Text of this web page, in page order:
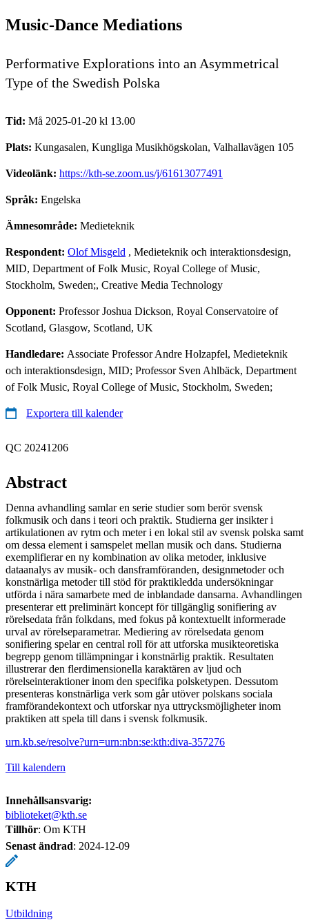
Music-Dance Mediations
Performative Explorations into an Asymmetrical
Type of the Swedish Polska
Tid: Må 2025-01-20 kl 13.00
Plats: Kungasalen, Kungliga Musikhögskolan, Valhallavägen 105
Videolänk: https://kth-se.zoom.us/j/61613077491
Språk: Engelska
Ämnesområde: Medieteknik
Respondent: Olof Misgeld , Medieteknik och interaktionsdesign,
MID, Department of Folk Music, Royal College of Music,
Stockholm, Sweden;, Creative Media Technology
Opponent: Professor Joshua Dickson, Royal Conservatoire of
Scotland, Glasgow, Scotland, UK
Handledare: Associate Professor Andre Holzapfel, Medieteknik
och interaktionsdesign, MID; Professor Sven Ahlbäck, Department
of Folk Music, Royal College of Music, Stockholm, Sweden;
Exportera till kalender
QC 20241206
Abstract
Denna avhandling samlar en serie studier som berör svensk
folkmusik och dans i teori och praktik. Studierna ger insikter i
artikulationen av rytm och meter i en lokal stil av svensk polska samt
om dessa element i samspelet mellan musik och dans. Studierna
exemplifierar en ny kombination av olika metoder, inklusive
dataanalys av musik- och dansframföranden, designmetoder och
konstnärliga metoder till stöd för praktikledda undersökningar
utförda i nära samarbete med de inblandade dansarna. Avhandlingen
presenterar ett preliminärt koncept för tillgänglig sonifiering av
rörelsedata från folkdans, med fokus på kontextuellt informerade
urval av rörelseparametrar. Mediering av rörelsedata genom
sonifiering spelar en central roll för att utforska musikteoretiska
begrepp genom tillämpningar i konstnärlig praktik. Resultaten
illustrerar den flerdimensionella karaktären av ljud och
rörelseinteraktioner inom den specifika polsketypen. Dessutom
presenteras konstnärliga verk som går utöver polskans sociala
framförandekontext och utforskar nya uttrycksmöjligheter inom
praktiken att spela till dans i svensk folkmusik.
urn.kb.se/resolve?urn=urn:nbn:se:kth:diva-357276
Till kalendern
Innehållsansvarig:
biblioteket@kth.se
Tillhör: Om KTH
Senast ändrad: 2024-12-09
KTH
Utbildning